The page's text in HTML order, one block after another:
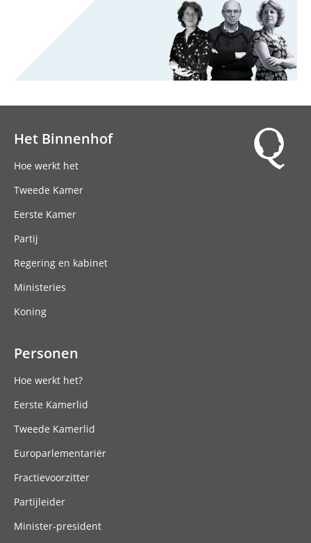
Het Binnenhof
Hoe werkt het
Tweede Kamer
Eerste Kamer
Partij
Regering en kabinet
Ministeries
Koning
Personen
Hoe werkt het?
Eerste Kamerlid
Tweede Kamerlid
Europarlementariër
Fractievoorzitter
Partijleider
Minister-president